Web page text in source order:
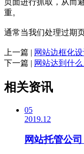
重。
通常当我们处理过期
上一篇 | 网站边框化
下一篇 | 网站达到什
相关资讯
05
2019.12
网站托管公